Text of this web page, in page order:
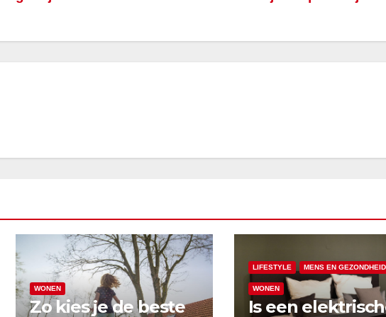
WONEN
Zo kies je de beste
LIFESTYLE MENS EN GEZONDHEID
WONEN
Is een